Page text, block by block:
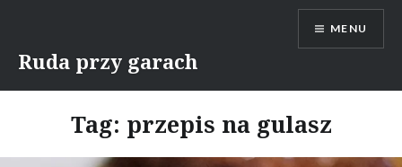
content
Ruda przy garach
MENU
Tag: przepis na gulasz